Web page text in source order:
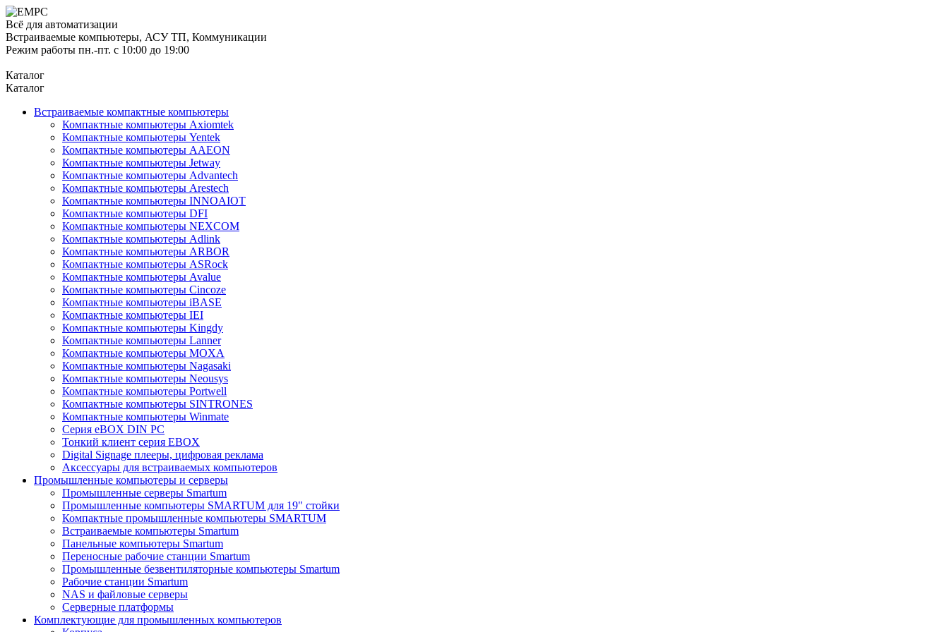
Всё для автоматизации
Встраиваемые компьютеры, АСУ ТП, Коммуникации
Режим работы пн.-пт. с 10:00 до 19:00
Каталог
Каталог
Встраиваемые компактные компьютеры
Компактные компьютеры Axiomtek
Компактные компьютеры Yentek
Компактные компьютеры AAEON
Компактные компьютеры Jetway
Компактные компьютеры Advantech
Компактные компьютеры Arestech
Компактные компьютеры INNOAIOT
Компактные компьютеры DFI
Компактные компьютеры NEXCOM
Компактные компьютеры Adlink
Компактные компьютеры ARBOR
Компактные компьютеры ASRock
Компактные компьютеры Avalue
Компактные компьютеры Cincoze
Компактные компьютеры iBASE
Компактные компьютеры IEI
Компактные компьютеры Kingdy
Компактные компьютеры Lanner
Компактные компьютеры MOXA
Компактные компьютеры Nagasaki
Компактные компьютеры Neousys
Компактные компьютеры Portwell
Компактные компьютеры SINTRONES
Компактные компьютеры Winmate
Серия eBOX DIN PC
Тонкий клиент серия EBOX
Digital Signage плееры, цифровая реклама
Аксессуары для встраиваемых компьютеров
Промышленные компьютеры и серверы
Промышленные серверы Smartum
Промышленные компьютеры SMARTUM для 19" стойки
Компактные промышленные компьютеры SMARTUM
Встраиваемые компьютеры Smartum
Панельные компьютеры Smartum
Переносные рабочие станции Smartum
Промышленные безвентиляторные компьютеры Smartum
Рабочие станции Smartum
NAS и файловые серверы
Серверные платформы
Комплектующие для промышленных компьютеров